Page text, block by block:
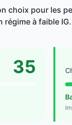
choix pour les
à faible IG.
35